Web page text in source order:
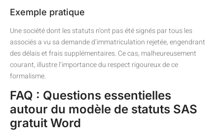
Exemple pratique
Une société dont les statuts n’ont pas été signés par tous les
associés a vu sa demande d’immatriculation rejetée, engendrant
des délais et frais supplémentaires. Ce cas, malheureusement
courant, illustre l’importance du respect rigoureux de ce
formalisme.
FAQ : Questions essentielles
autour du modèle de statuts SAS
gratuit Word